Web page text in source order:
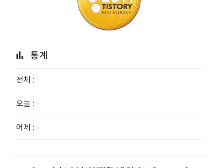
통계
전체 :
오늘 :
어제 :